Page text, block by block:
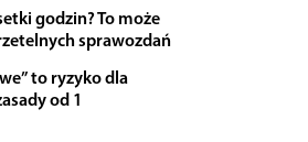
godzin? To może
sprawozdań
to ryzyko dla
od 1